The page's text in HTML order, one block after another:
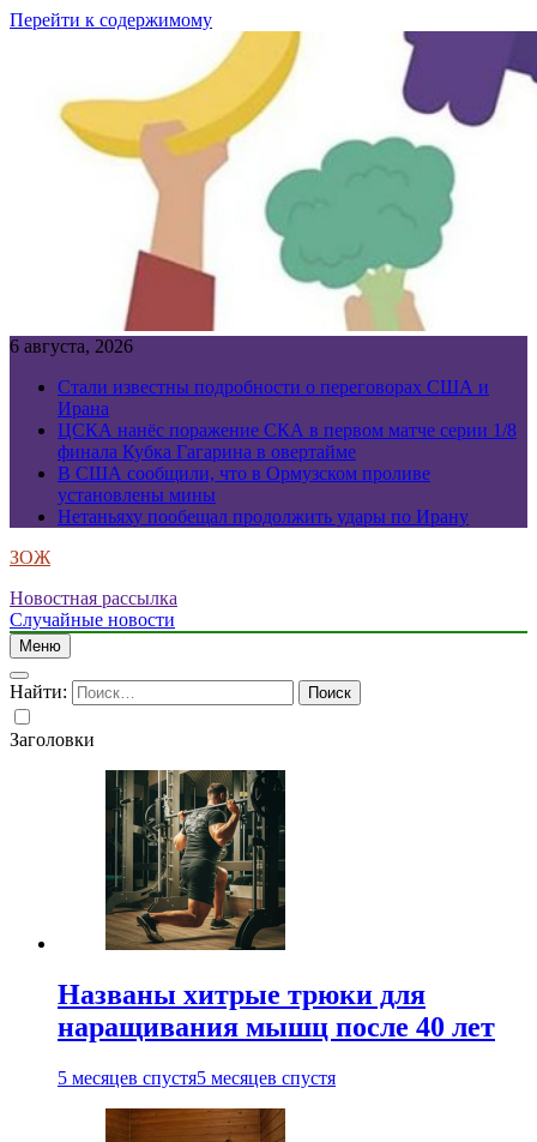
Перейти к содержимому
6 августа, 2026
Стали известны подробности о переговорах США и
Ирана
ЦСКА нанёс поражение СКА в первом матче серии 1/8
финала Кубка Гагарина в овертайме
В США сообщили, что в Ормузском проливе
установлены мины
Нетаньяху пообещал продолжить удары по Ирану
ЗОЖ
Новостная рассылка
Случайные новости
Меню
Найти:
Заголовки
Названы хитрые трюки для
наращивания мышц после 40 лет
5 месяцев спустя5 месяцев спустя